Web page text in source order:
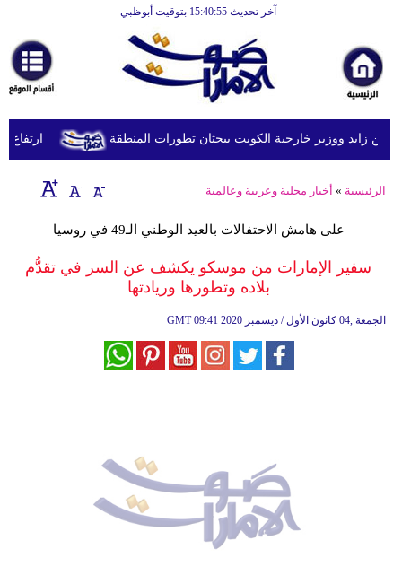
آخر تحديث 15:40:55 بتوقيت أبوظبي
أخبارعاجلة
رياضة
ثقافة
إقتصاد
وموسيقى
أزياء
ارتفاع أسعار بن زايد ووزير خارجية الكويت يبحثان تطورات المنطقة
الرئيسية » أخبار محلية وعربية وعالمية
على هامش الاحتفالات بالعيد الوطني الـ49 في روسيا
سفير الإمارات من موسكو يكشف عن السر في تقدُّم
بلاده وتطورها وريادتها
GMT 09:41 2020 الجمعة ,04 كانون الأول / ديسمبر